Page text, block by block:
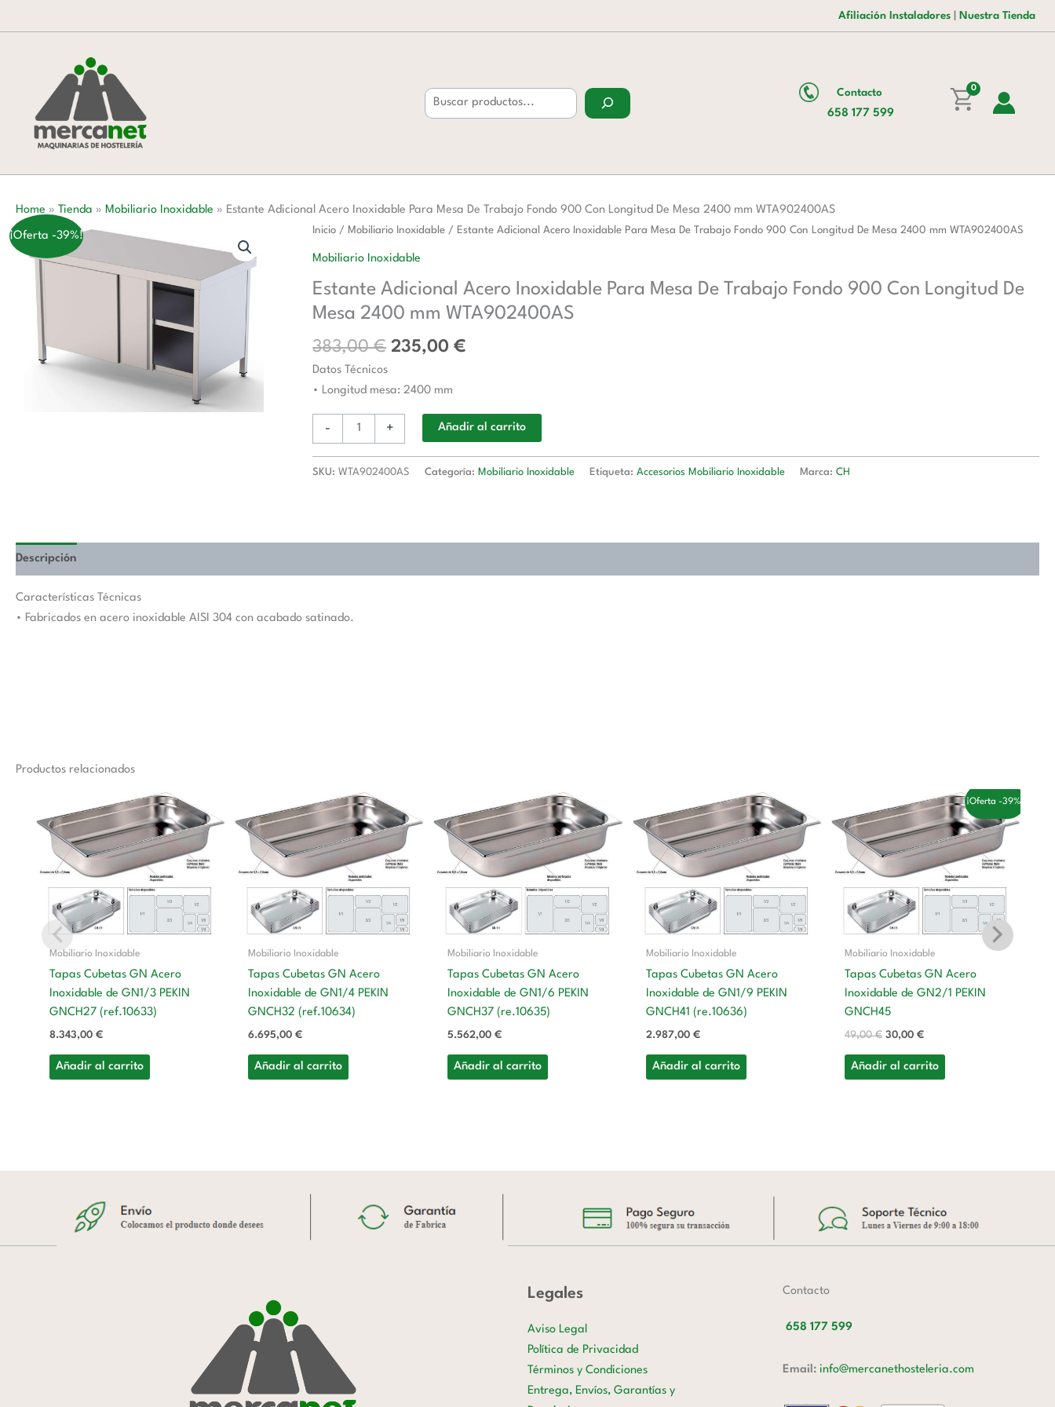
al
Afiliación Instaladores Nuestra Tienda
Contacto
658 177 599
0
Home » Tienda » Mobiliario Inoxidable » Estante Adicional Acero Inoxidable Para Mesa De Trabajo Fondo 900 Con Longitud De Mesa 2400 mm WTA902400AS
¡Oferta -39%! Inicio / Mobiliario Inoxidable / Estante Adicional Acero Inoxidable Para Mesa De Trabajo Fondo 900 Con Longitud De Mesa 2400 mm WTA902400AS
Mobiliario Inoxidable
Estante Adicional Acero Inoxidable Para Mesa De Trabajo Fondo 900 Con Longitud De
Mesa 2400 mm WTA902400AS
383,00€
El
precio
era:
383,00 €.
235,00€
El
es:
235,00 €.
Datos Técnicos
• Longitud mesa: 2400 mm
-
Estante
Inoxidable
Para
De
Trabajo
Fondo
900
Longitud
De
cantidad
+ Añadir al carrito
SKU:WTA902400AS Categoría: Mobiliario Inoxidable Etiqueta:Accesorios Mobiliario Inoxidable Marca:CH
Descripción
Características Técnicas
• Fabricados en acero inoxidable AISI 304 con acabado satinado.
Productos relacionados
Mobiliario Inoxidable
Tapas Cubetas GN Acero
Inoxidable de GN1/3 PEKIN
GNCH27 (ref.10633)
8.343,00€
Añadir al carrito
Mobiliario Inoxidable
Tapas Cubetas GN Acero
Inoxidable de GN1/4 PEKIN
GNCH32 (ref.10634)
6.695,00€
Añadir al carrito
Mobiliario Inoxidable
Tapas Cubetas GN Acero
Inoxidable de GN1/6 PEKIN
GNCH37 (re.10635)
5.562,00 €
Añadir al carrito
Mobiliario Inoxidable
Tapas Cubetas GN Acero
Inoxidable de GN1/9 PEKIN
GNCH41 (re.10636)
2.987,00 €
Añadir al carrito
¡Oferta -39%!
Mobiliario Inoxidable
Tapas Cubetas GN Acero
Inoxidable de GN2/1 PEKIN
GNCH45
49,00€
precio
original
era:
49,00 €.
30,00 €
precio
actual
30,00 €.
Añadir al carrito
Legales
Aviso Legal
Política de Privacidad
Términos y Condiciones
Entrega, Envíos, Garantías y
Contacto
658 177 599
Email: info@mercanethosteleria.com
Trabajo
Fondo
Mesa
2400
cantidad